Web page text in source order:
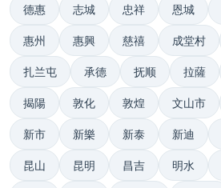
德惠 志城 忠祥 恩城
惠州 惠興 慈禧 成堂村
扎兰屯 承德 抚顺 拉薩
揭陽 敦化 敦煌 文山市
新市 新樂 新泰 新迪
昆山 昆明 昌吉 明水